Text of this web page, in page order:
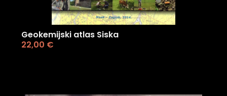
Geokemijski atlas Siska
22,00 €